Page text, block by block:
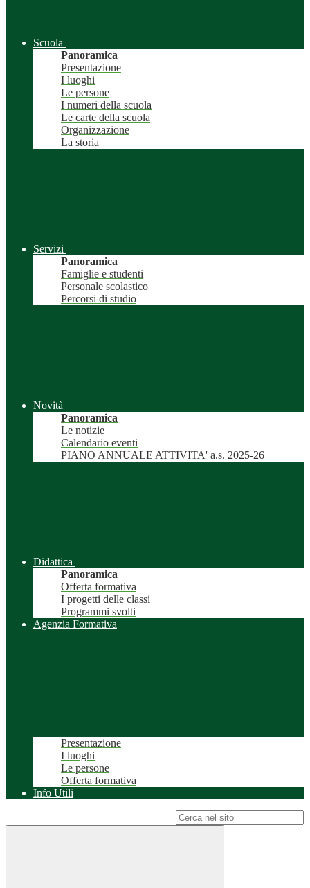
Scuola
Panoramica
Presentazione
I luoghi
Le persone
I numeri della scuola
Le carte della scuola
Organizzazione
La storia
Servizi
Panoramica
Famiglie e studenti
Personale scolastico
Percorsi di studio
Novità
Panoramica
Le notizie
Calendario eventi
PIANO ANNUALE ATTIVITA' a.s. 2025-26
Didattica
Panoramica
Offerta formativa
I progetti delle classi
Programmi svolti
Agenzia Formativa
Presentazione
I luoghi
Le persone
Offerta formativa
Info Utili